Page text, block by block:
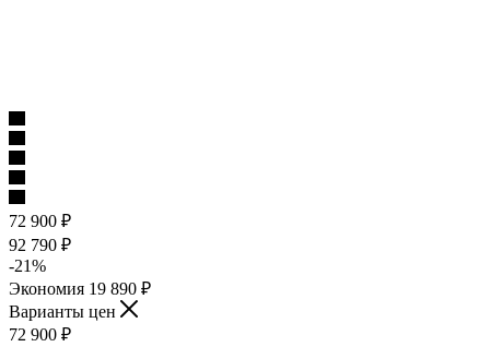
72 900 ₽
92 790 ₽
-21%
Экономия 19 890 ₽
Варианты цен
72 900 ₽